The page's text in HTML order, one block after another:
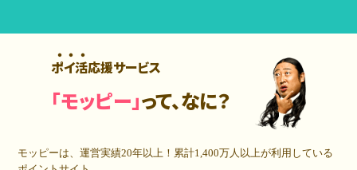
ポイ活応援サービス
「モッピー」って、なに？
モッピーは、運営実績20年以上！累計1,400万人 以上が利用している